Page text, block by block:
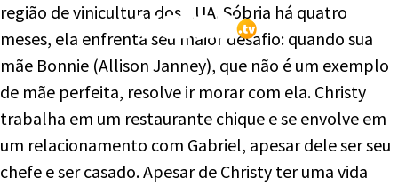
região de vinicultura dos EUA. Sóbria há quatro
meses, ela enfrenta seu maior desafio: quando sua
mãe Bonnie (Allison Janney), que não é um exemplo
de mãe perfeita, resolve ir morar com ela. Christy
trabalha em um restaurante chique e se envolve em
um relacionamento com Gabriel, apesar dele ser seu
chefe e ser casado. Apesar de Christy ter uma vida